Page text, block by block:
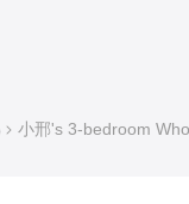
小邢's 3-bedroom